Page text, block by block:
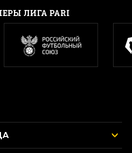
ЛИГА PARI